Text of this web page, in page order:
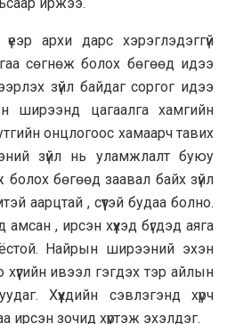
архи дарс хэрэглэдэггүй
сөгнөж болох бөгөөд идээ
зүйл байдаг соргог идээ
ширээнд цагаалга хамгийн
онцлогоос хамаарч тавих
зүйл нь уламжлалт буюу
бөгөөд заавал байх зүйл
аарцтай , сүүтэй будаа болно.
амсан , ирсэн хүүхэд бүгдэд аяга
Найрын ширээний эхэн
ивээл гэгдэх тэр айлын
Хүүхдийн сэвлэгэнд хүрч
ирсэн зочид хүртэж эхэлдэг.